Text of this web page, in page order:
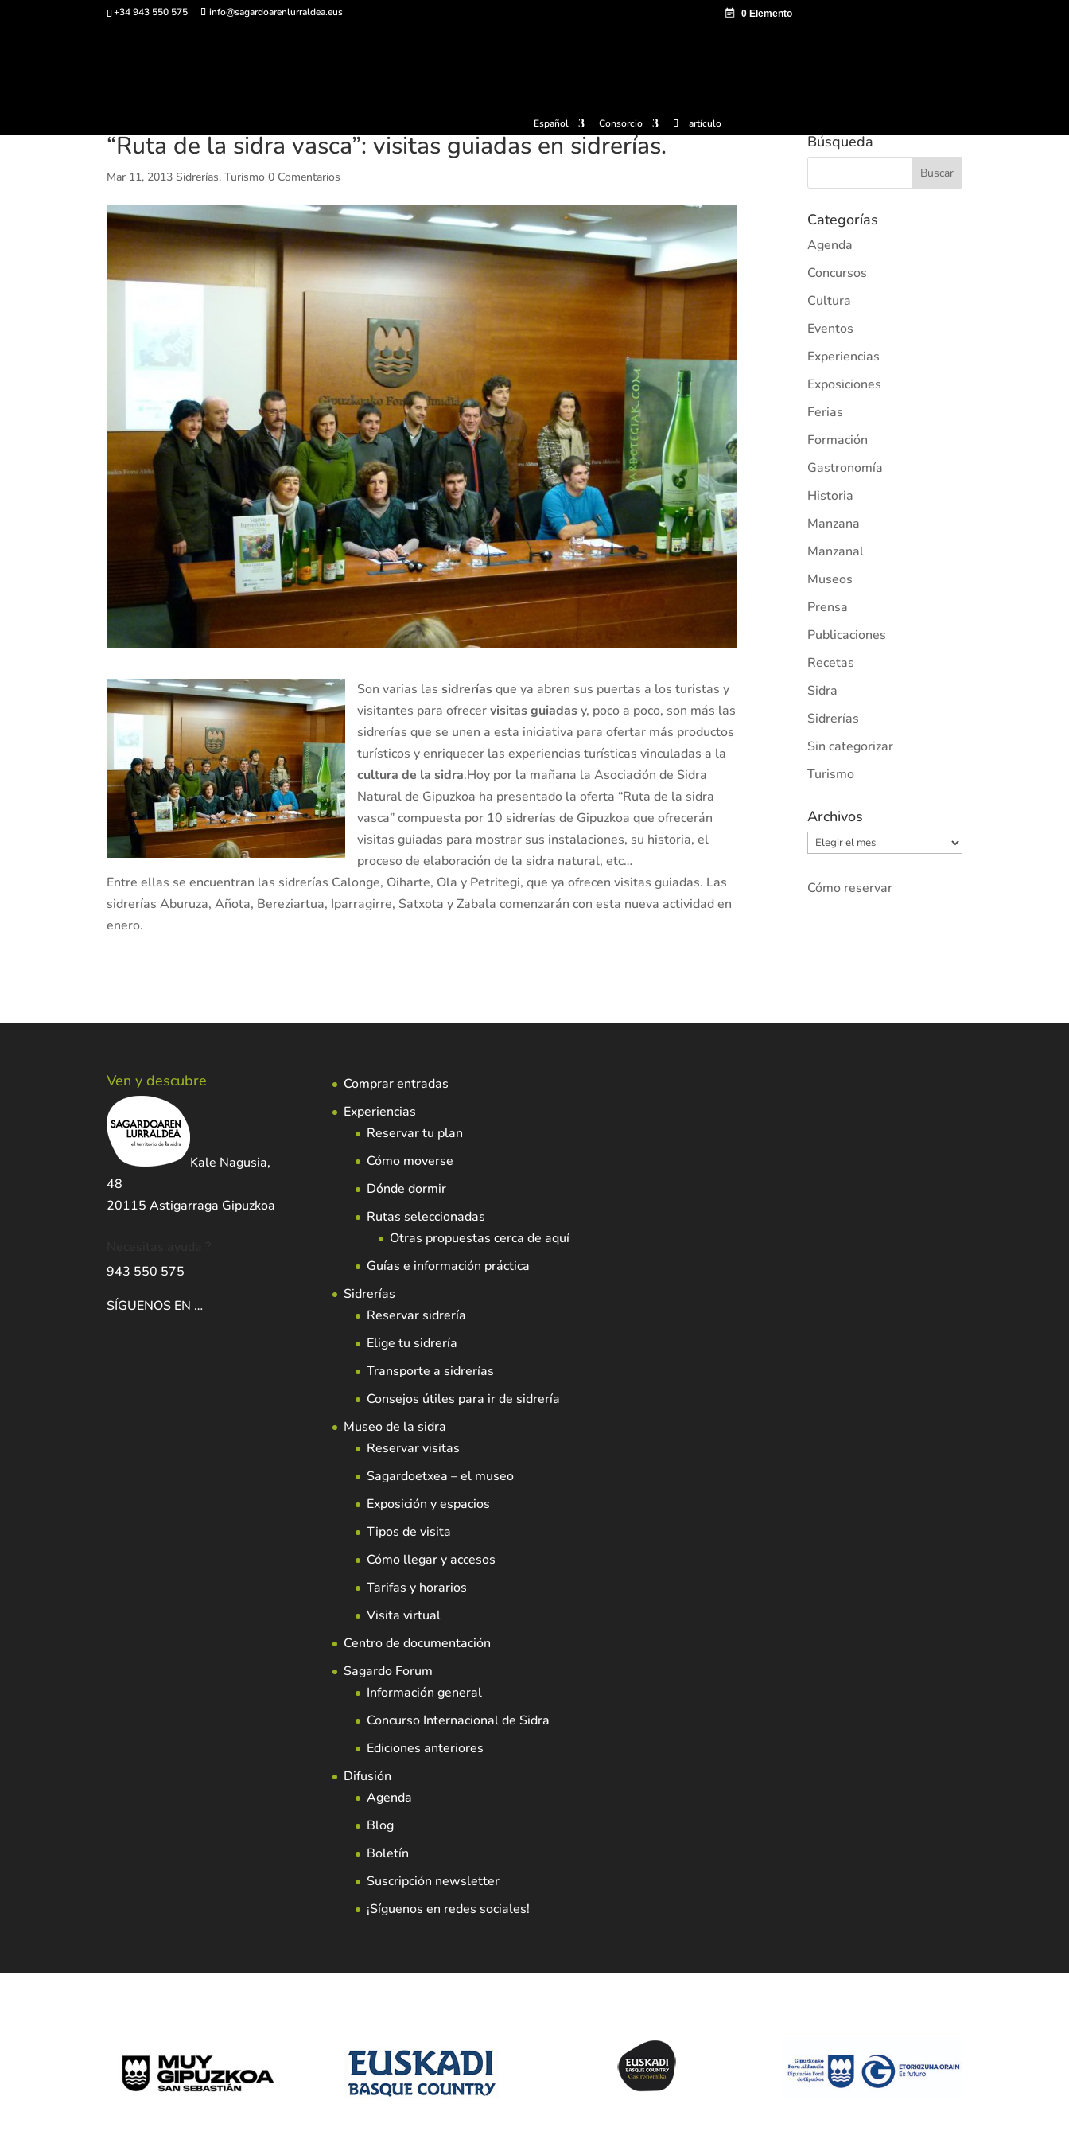
+34 943 550 575 info@sagardoarenlurraldea.eus
Español Consorcio artículo
“Ruta de la sidra vasca”: visitas guiadas en sidrerías.
Mar 11, 2013 Sidrerías,Turismo 0 Comentarios
Son varias lassidreríasque ya abren sus puertas a los turistas y
visitantes para ofrecervisitas guiadasy, poco a poco, son más las
sidrerías que se unen a esta iniciativa para ofertar más productos
turísticos y enriquecer las experiencias turísticas vinculadas a la
cultura de la sidra.Hoy por la mañana la Asociación de Sidra
Natural de Gipuzkoa ha presentado la oferta “Ruta de la sidra
vasca” compuesta por 10 sidrerías de Gipuzkoa que ofrecerán
visitas guiadas para mostrar sus instalaciones, su historia, el
proceso de elaboración de la sidra natural, etc…
Entre ellas se encuentran las sidrerías Calonge, Oiharte, Ola y Petritegi, que ya ofrecen visitas guiadas. Las
sidrerías Aburuza, Añota, Bereziartua, Iparragirre, Satxota y Zabala comenzarán con esta nueva actividad en
enero.
Búsqueda
Categorías
Agenda
Concursos
Cultura
Eventos
Experiencias
Exposiciones
Ferias
Formación
Gastronomía
Historia
Manzana
Manzanal
Museos
Prensa
Publicaciones
Recetas
Sidra
Sidrerías
Sin categorizar
Turismo
Archivos
Archivos
Cómo reservar
Ven y descubre
Kale Nagusia,
48
20115 Astigarraga Gipuzkoa
943 550 575
SÍGUENOS EN …
Comprar entradas
Experiencias
Reservar tu plan
Cómo moverse
Dónde dormir
Rutas seleccionadas
Otras propuestas cerca de aquí
Guías e información práctica
Sidrerías
Reservar sidrería
Elige tu sidrería
Transporte a sidrerías
Consejos útiles para ir de sidrería
Museo de la sidra
Reservar visitas
Sagardoetxea – el museo
Exposición y espacios
Tipos de visita
Cómo llegar y accesos
Tarifas y horarios
Visita virtual
Centro de documentación
Sagardo Forum
Información general
Concurso Internacional de Sidra
Ediciones anteriores
Difusión
Agenda
Blog
Boletín
Suscripción newsletter
¡Síguenos en redes sociales!